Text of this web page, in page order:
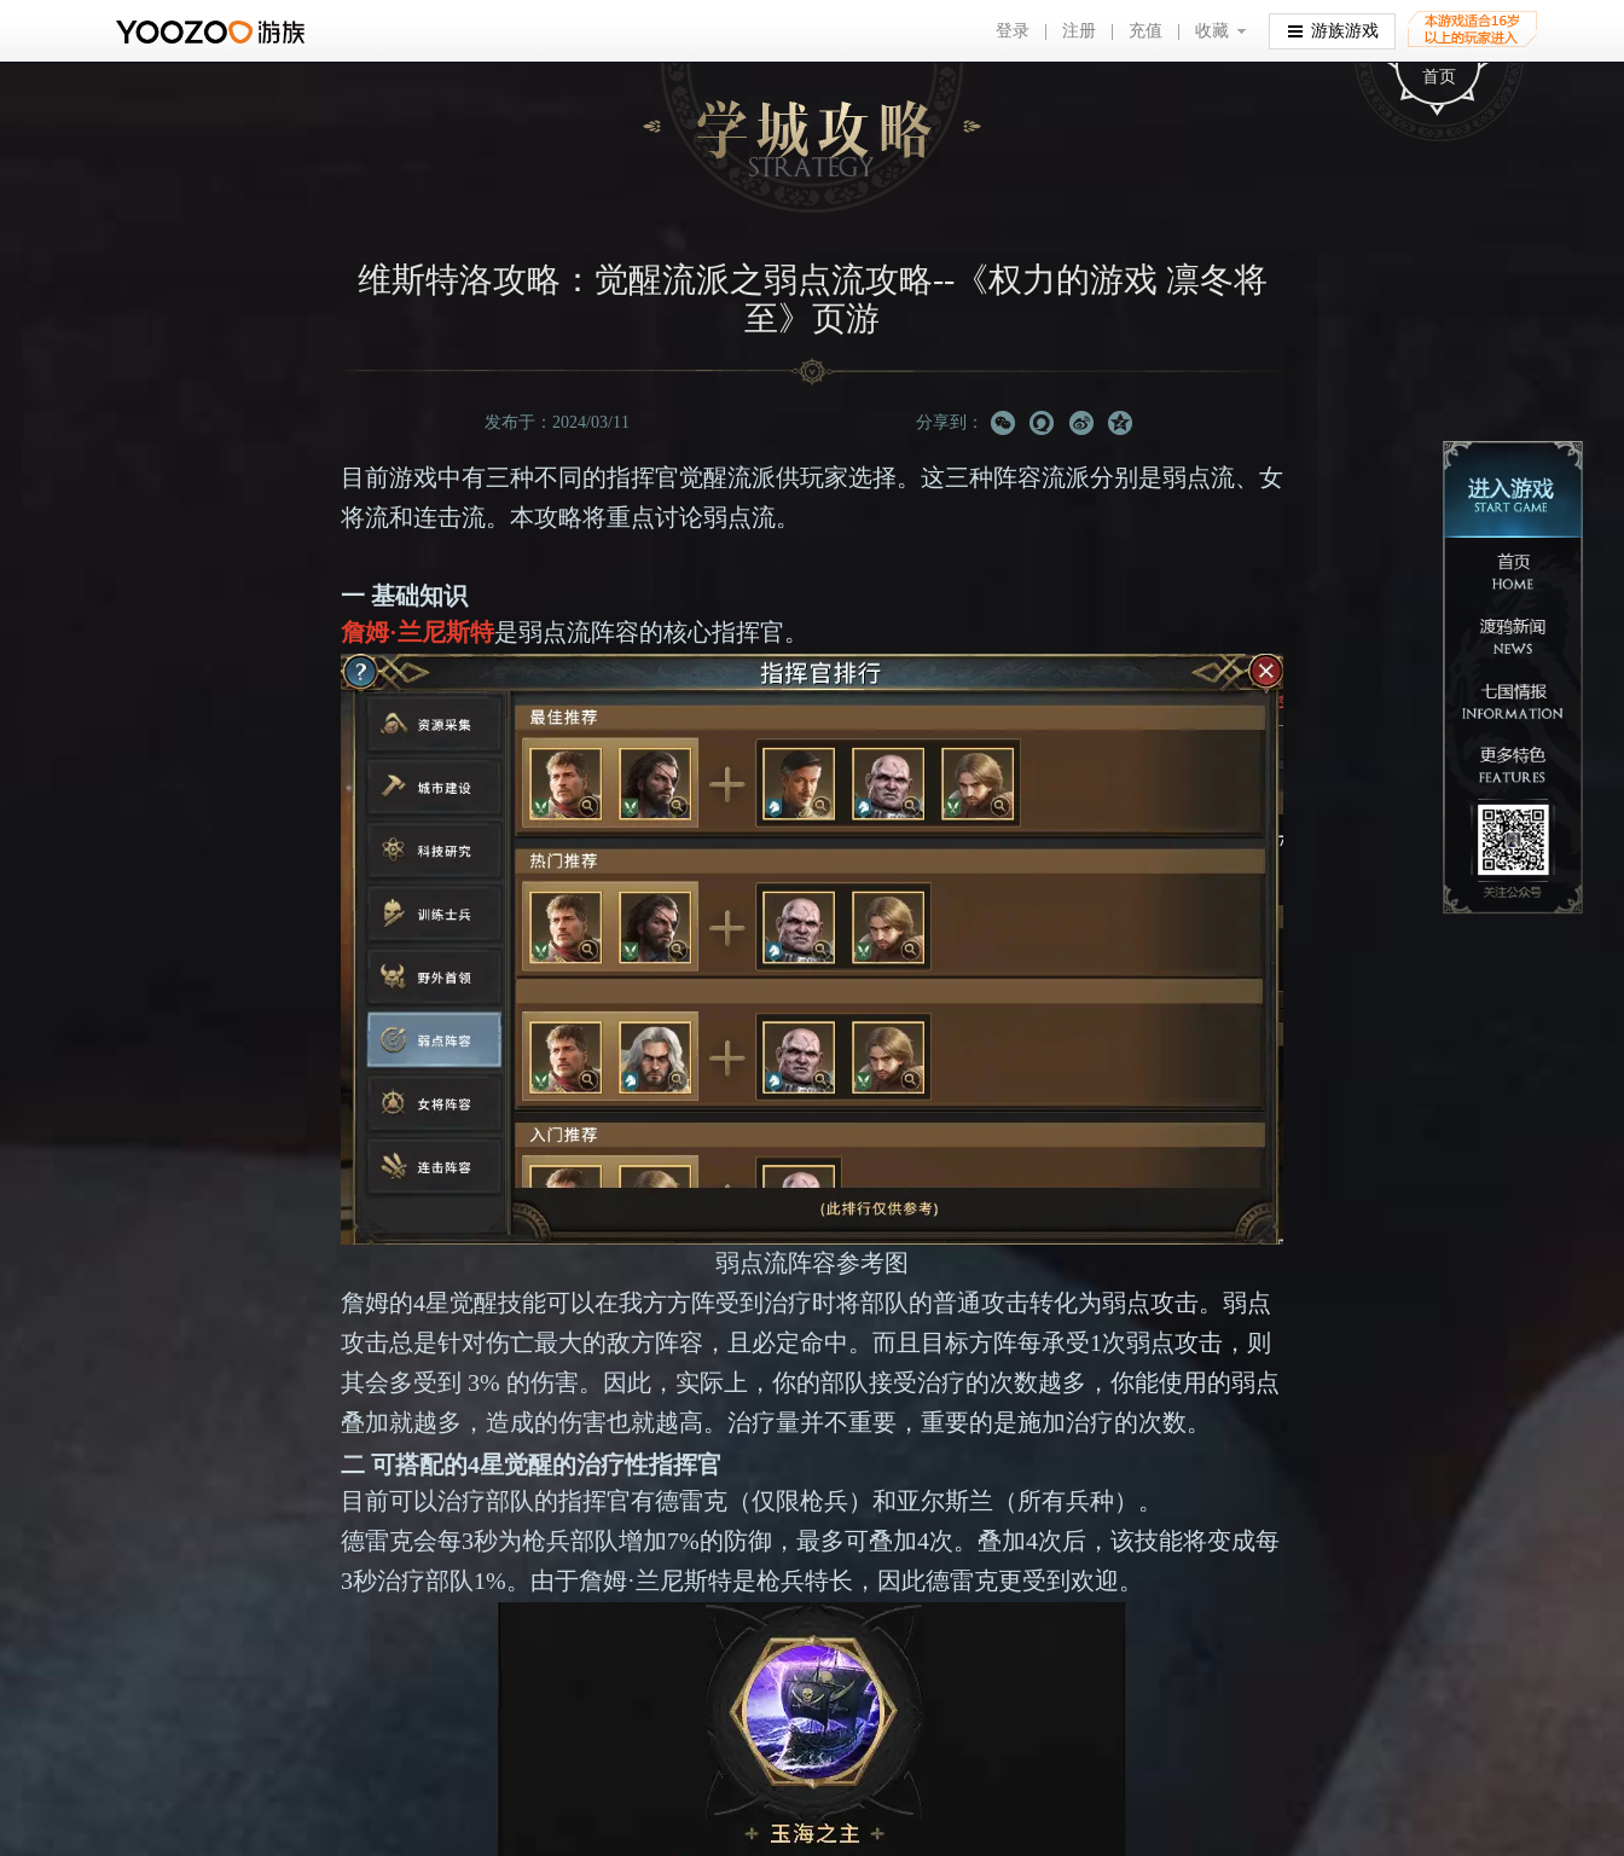
登录 注册 充值 收藏
收藏 游族游戏
首页
维斯特洛攻略：觉醒流派之弱点流攻略--《权力的游戏 凛冬将
至》页游
发布于：2024/03/11 分享到：
目前游戏中有三种不同的指挥官觉醒流派供玩家选择。这三种阵容流派分别是弱点流、女
将流和连击流。本攻略将重点讨论弱点流。
一 基础知识
詹姆·兰尼斯特是弱点流阵容的核心指挥官。
弱点流阵容参考图
詹姆的4星觉醒技能可以在我方方阵受到治疗时将部队的普通攻击转化为弱点攻击。弱点
攻击总是针对伤亡最大的敌方阵容，且必定命中。而且目标方阵每承受1次弱点攻击，则
其会多受到 3% 的伤害。因此，实际上，你的部队接受治疗的次数越多，你能使用的弱点
叠加就越多，造成的伤害也就越高。治疗量并不重要，重要的是施加治疗的次数。
二 可搭配的4星觉醒的治疗性指挥官
目前可以治疗部队的指挥官有德雷克（仅限枪兵）和亚尔斯兰（所有兵种）。
德雷克会每3秒为枪兵部队增加7%的防御，最多可叠加4次。叠加4次后，该技能将变成每
3秒治疗部队1%。由于詹姆·兰尼斯特是枪兵特长，因此德雷克更受到欢迎。